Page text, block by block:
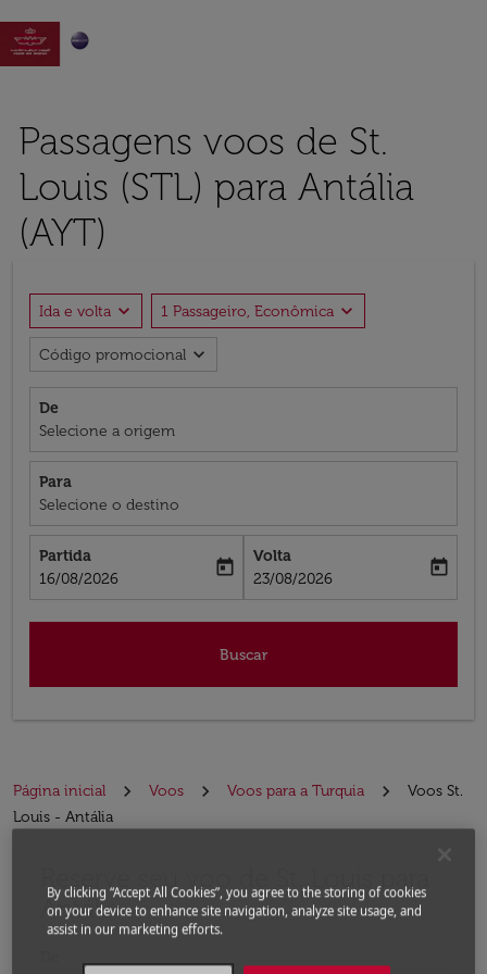

Passagens voos de St.
Louis (STL) para Antália
(AYT)
Ida e volta expand_more 1 Passageiro, Econômica expand_more
Código promocional expand_more
De
Selecione a origem
Para
Selecione o destino
Partida
fc-booking-departure-date-aria-label
16/08/2026
today
Volta
fc-booking-return-date-aria-label
23/08/2026
today
Buscar
Página inicial Voos Voos para a Turquia
Voos St.
Louis - Antália
Reserve seu voo de St. Louis para
Antália
By clicking “Accept All Cookies”, you agree to the storing of cookies
on your device to enhance site navigation, analyze site usage, and
assist in our marketing efforts.